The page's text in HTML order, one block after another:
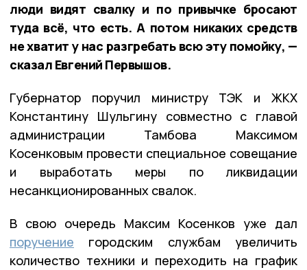
люди видят свалку и по привычке бросают
туда всё, что есть. А потом никаких средств
не хватит у нас разгребать всю эту помойку, —
сказал Евгений Первышов.
Губернатор поручил министру ТЭК и ЖКХ
Константину Шульгину совместно с главой
администрации Тамбова Максимом
Косенковым провести специальное совещание
и выработать меры по ликвидации
несанкционированных свалок.
В свою очередь Максим Косенков уже дал
поручение городским службам увеличить
количество техники и переходить на график